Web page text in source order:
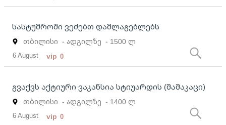
სასტუმროში ვეძებთ დამლაგებლებს
თბილისი - ადგილზე - 1500 ლ
6 August vip 0
გვაქვს აქტიური ვაკანსია სტიუარდის (მამაკაცი)
თბილისი - ადგილზე - 1400 ლ
6 August vip 0